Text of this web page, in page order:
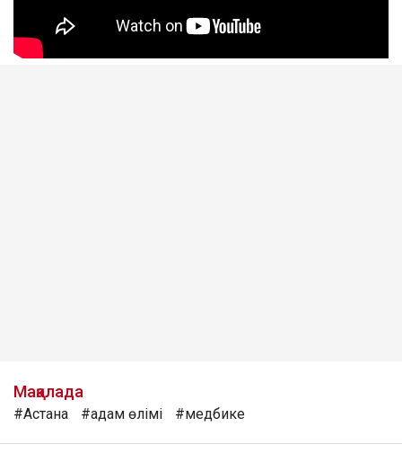
Мақалада
#Астана #адам өлімі #медбике